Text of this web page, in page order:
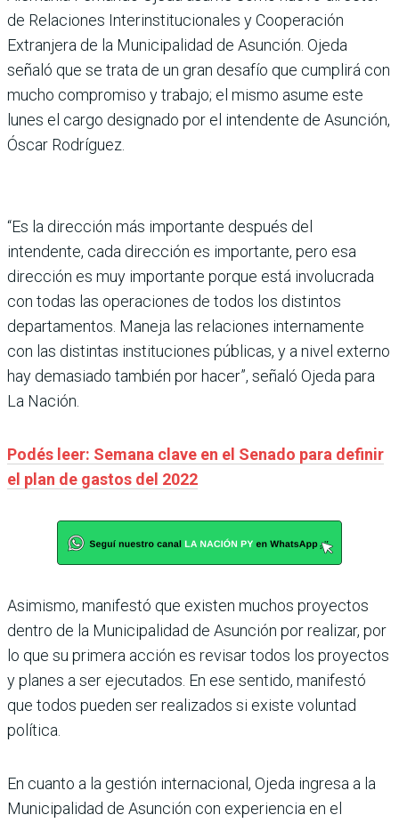
de Relaciones Interinstitucionales y Cooperación
Extranjera de la Municipalidad de Asunción. Ojeda
señaló que se trata de un gran desafío que cumplirá con
mucho compromiso y trabajo; el mismo asume este
lunes el cargo designado por el intendente de Asunción,
Óscar Rodríguez.
“Es la dirección más importante después del
intendente, cada dirección es importante, pero esa
dirección es muy importante porque está involucrada
con todas las operaciones de todos los distintos
departamentos. Maneja las relaciones internamente
con las distintas instituciones públicas, y a nivel externo
hay demasiado también por hacer”, señaló Ojeda para
La Nación.
Podés leer: Semana clave en el Senado para definir
el plan de gastos del 2022
Asimismo, manifestó que existen muchos proyectos
dentro de la Municipalidad de Asunción por realizar, por
lo que su primera acción es revisar todos los proyectos
y planes a ser ejecutados. En ese sentido, manifestó
que todos pueden ser realizados si existe voluntad
política.
En cuanto a la gestión internacional, Ojeda ingresa a la
Municipalidad de Asunción con experiencia en el